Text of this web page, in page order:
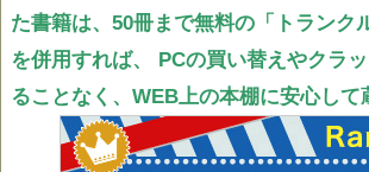
た書籍は、50冊まで無料の「トランク
を併用すれば、
PCの買い替えやクラ
ることなく、WEB上の本棚に安心して